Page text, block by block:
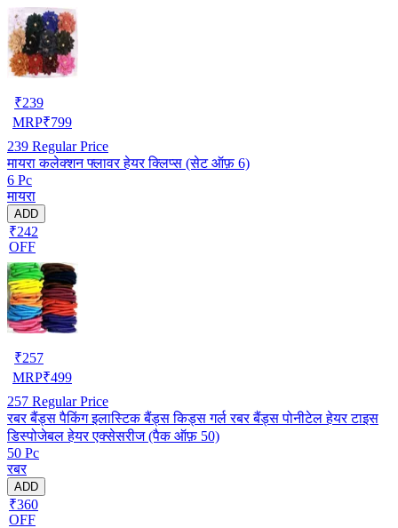
₹239
MRP₹799
239 Regular Price
मायरा कलेक्शन फ्लावर हेयर क्लिप्स (सेट ऑफ़ 6)
6 Pc
मायरा
ADD
₹242
OFF
₹257
MRP₹499
257 Regular Price
रबर बैंड्स पैकिंग इलास्टिक बैंड्स किड्स गर्ल रबर बैंड्स पोनीटेल हेयर टाइस
डिस्पोजेबल हेयर एक्सेसरीज (पैक ऑफ़ 50)
50 Pc
रबर
ADD
₹360
OFF